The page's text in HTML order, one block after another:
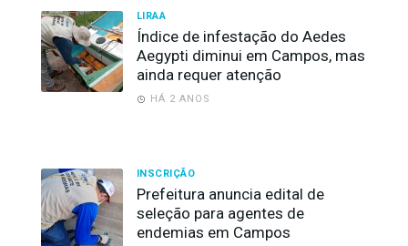
LIRAA
Índice de infestação do Aedes
Aegypti diminui em Campos, mas
ainda requer atenção
HÁ 2 ANOS
INSCRIÇÃO
Prefeitura anuncia edital de
seleção para agentes de
endemias em Campos